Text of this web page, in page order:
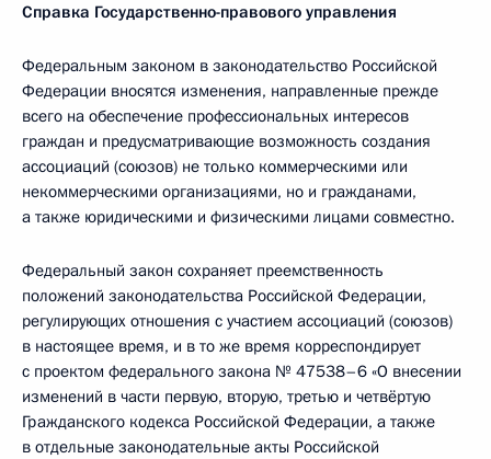
Справка Государственно-правового управления
Федеральным законом в законодательство Российской
Федерации вносятся изменения, направленные прежде
всего на обеспечение профессиональных интересов
граждан и предусматривающие возможность создания
ассоциаций (союзов) не только коммерческими или
некоммерческими организациями, но и гражданами,
а также юридическими и физическими лицами совместно.
Федеральный закон сохраняет преемственность
положений законодательства Российской Федерации,
регулирующих отношения с участием ассоциаций (союзов)
в настоящее время, и в то же время корреспондирует
с проектом федерального закона № 47538–6 «О внесении
изменений в части первую, вторую, третью и четвёртую
Гражданского кодекса Российской Федерации, а также
в отдельные законодательные акты Российской